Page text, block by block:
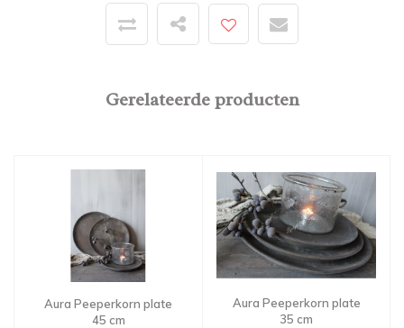
Gerelateerde producten
Aura Peeperkorn plate
45 cm
Aura Peeperkorn plate
35 cm